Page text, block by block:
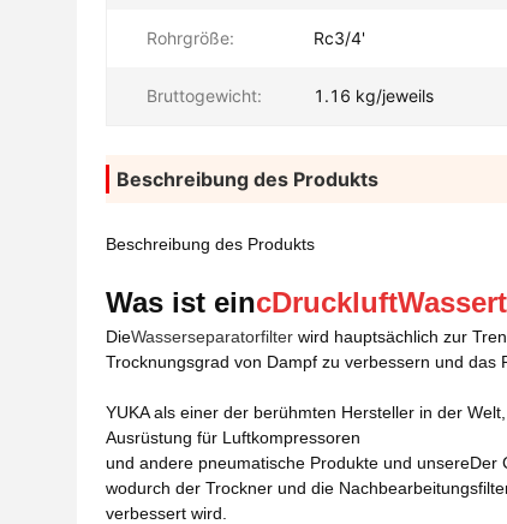
Rohrgröße: Rc3/4'
Bruttogewicht: 1.16 kg/jeweils
Beschreibung des Produkts
Beschreibung des Produkts
Was ist eincDruckluft
DieWasserseparatorfilter wird hauptsächlich zur
Trocknungsgrad von Dampf zu verbessern und das
YUKA als einer der berühmten Hersteller in der
Ausrüstung für Luftkompressoren
und andere pneumatische Produkte und unsereDer
wodurch der Trockner und die
verbessert wird.